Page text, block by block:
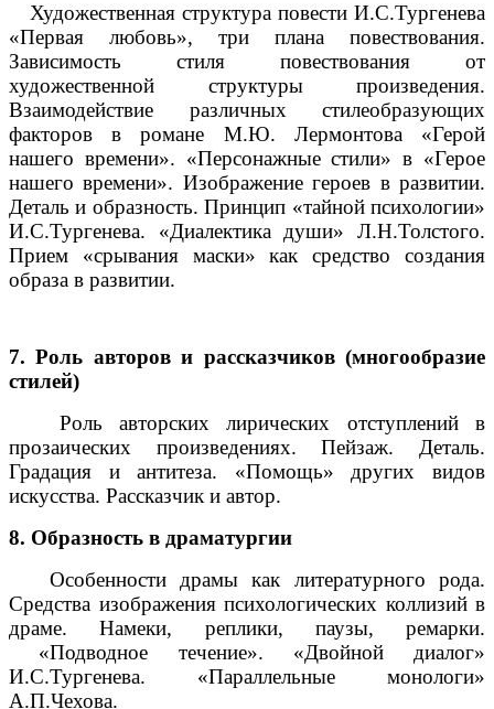
Художественная структура повести И.С.Тургенева
«Первая любовь», три плана повествования.
Зависимость стиля повествования от
художественной структуры произведения.
Взаимодействие различных стилеобразующих
факторов в романе М.Ю. Лермонтова «Герой
нашего времени». «Персонажные стили» в «Герое
нашего времени». Изображение героев в развитии.
Деталь и образность. Принцип «тайной психологии»
И.С.Тургенева. «Диалектика души» Л.Н.Толстого.
Прием «срывания маски» как средство создания
образа в развитии.
7. Роль авторов и рассказчиков (многообразие
стилей)
Роль авторских лирических отступлений в
прозаических произведениях. Пейзаж. Деталь.
Градация и антитеза. «Помощь» других видов
искусства. Рассказчик и автор.
8. Образность в драматургии
Особенности драмы как литературного рода.
Средства изображения психологических коллизий в
драме. Намеки, реплики, паузы, ремарки.
«Подводное течение». «Двойной диалог»
И.С.Тургенева. «Параллельные монологи»
А.П.Чехова.